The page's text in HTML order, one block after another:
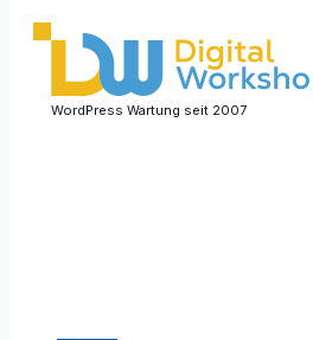
WordPress Wartung seit 2007